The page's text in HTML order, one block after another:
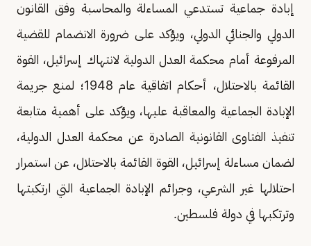
إبادة جماعية تستدعي المساءلة والمحاسبة وفق القانون
الدولي والجنائي الدولي، ويؤكد على ضرورة الانضمام للقضية
المرفوعة أمام محكمة العدل الدولية لانتهاك إسرائيل، القوة
القائمة بالاحتلال، أحكام اتفاقية عام 1948؛ لمنع جريمة
الإبادة الجماعية والمعاقبة عليها، ويؤكد على أهمية متابعة
تنفيذ الفتاوى القانونية الصادرة عن محكمة العدل الدولية،
لضمان مساءلة إسرائيل، القوة القائمة بالاحتلال، عن استمرار
احتلالها غير الشرعي، وجرائم الإبادة الجماعية التي ارتكبتها
وترتكبها في دولة فلسطين.